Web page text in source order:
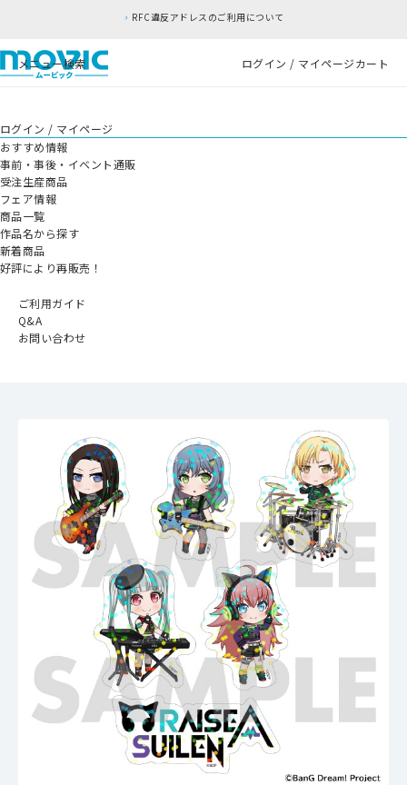
RFC違反アドレスのご利用について
メニュー検索 ログイン / マイページカート
ログイン / マイページ
おすすめ情報
事前・事後・イベント通販
受注生産商品
フェア情報
商品一覧
作品名から探す
新着商品
好評により再販売！
ご利用ガイド
Q&A
お問い合わせ